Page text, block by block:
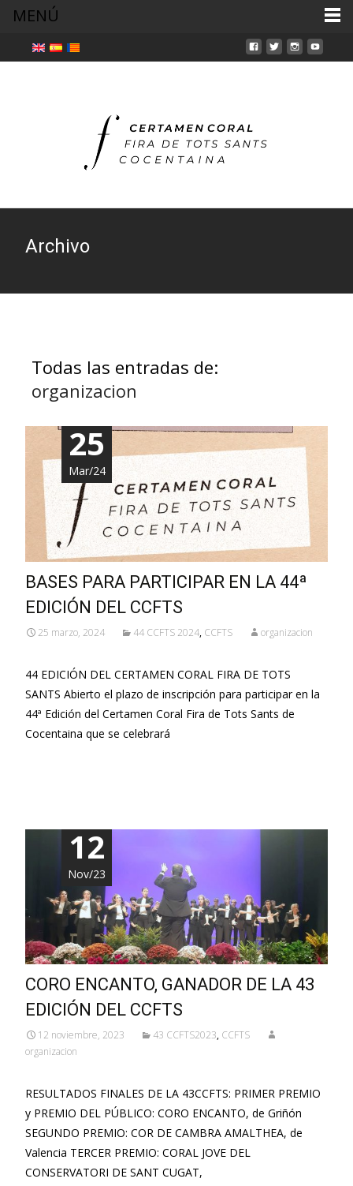
Archivo
Todas las entradas de:
organizacion
25
Mar/24
BASES PARA PARTICIPAR EN LA 44ª
EDICIÓN DEL CCFTS
25 marzo, 2024 44 CCFTS 2024, CCFTS organizacion
44 EDICIÓN DEL CERTAMEN CORAL FIRA DE TOTS
SANTS Abierto el plazo de inscripción para participar en la
44ª Edición del Certamen Coral Fira de Tots Sants de
Cocentaina que se celebrará
12
Nov/23
CORO ENCANTO, GANADOR DE LA 43
EDICIÓN DEL CCFTS
12 noviembre, 2023 43 CCFTS2023, CCFTS
organizacion
RESULTADOS FINALES DE LA 43CCFTS: PRIMER PREMIO
y PREMIO DEL PÚBLICO: CORO ENCANTO, de Griñón
SEGUNDO PREMIO: COR DE CAMBRA AMALTHEA, de
Valencia TERCER PREMIO: CORAL JOVE DEL
CONSERVATORI DE SANT CUGAT,
MENÚ